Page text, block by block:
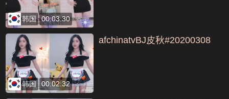
韩国 00:03:30
韩国 00:02:32
afchinatvBJ皮秋#20200308